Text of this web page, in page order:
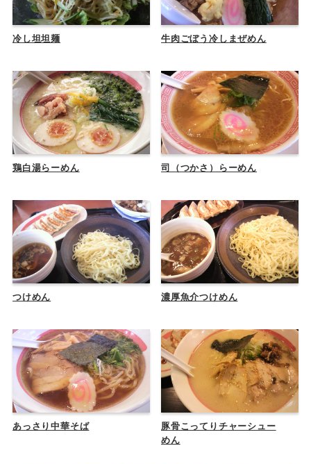
冷し坦坦麺 牛肉ごぼう冷しまぜめん
鶏白湯らーめん 司（つかさ）らーめん
つけめん 濃厚魚介つけめん
あっさり中華そば
豚骨こってりチャーシュー
めん